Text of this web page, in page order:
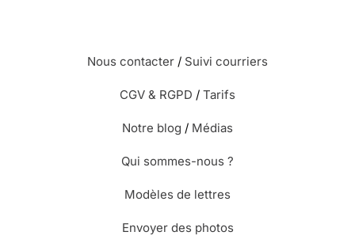
Nous contacter / Suivi courriers
CGV & RGPD / Tarifs
Notre blog / Médias
Qui sommes-nous ?
Modèles de lettres
Envoyer des photos